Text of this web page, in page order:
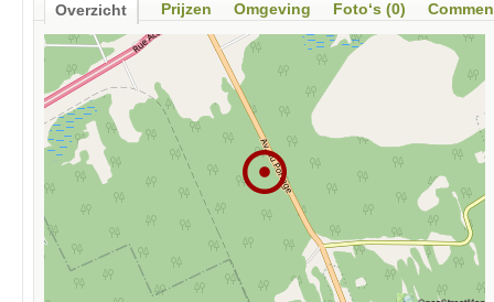
Overzicht Prijzen Omgeving Foto‘s (0)